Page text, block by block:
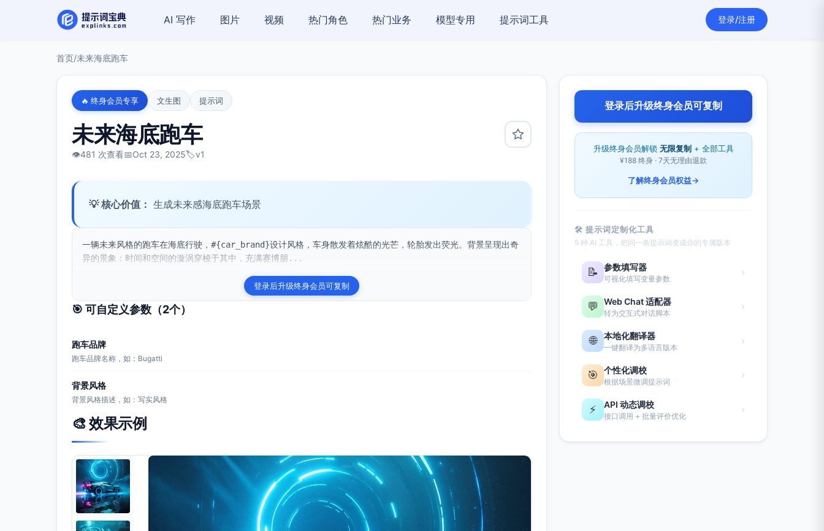
AI 写作 图片 视频 热门角色 热门业务 模型专用 提示词工具 登录/注册
首页/未来海底跑车
🔥 终身会员专享 文生图 提示词
未来海底跑车
👁️481 次查看📅Oct 23, 2025🏷️v1
💡 核心价值： 生成未来感海底跑车场景
一辆未来风格的跑车在海底行驶，#{car_brand}设计风格，车身散发着炫酷的光芒，轮胎发出荧光。背景呈现出奇
异的景象：时间和空间的漩涡穿梭于其中，充满赛博朋...
登录后升级终身会员可复制
🎯 可自定义参数（2个）
跑车品牌
跑车品牌名称，如：Bugatti
背景风格
背景风格描述，如：写实风格
🎨 效果示例
登录后升级终身会员可复制
升级终身会员解锁 无限复制 + 全部工具
¥188 终身 · 7天无理由退款
了解终身会员权益→
🛠 提示词定制化工具
5 种 AI 工具，把同一条提示词变成你的专属版本
📝 参数填写器
可视化填写变量参数
›
💬 Web Chat 适配器
转为交互式对话脚本
›
🌐 本地化翻译器
一键翻译为多语言版本
›
🎯 个性化调校
根据场景微调提示词
›
⚡ API 动态调校
接口调用 + 批量评价优化
›